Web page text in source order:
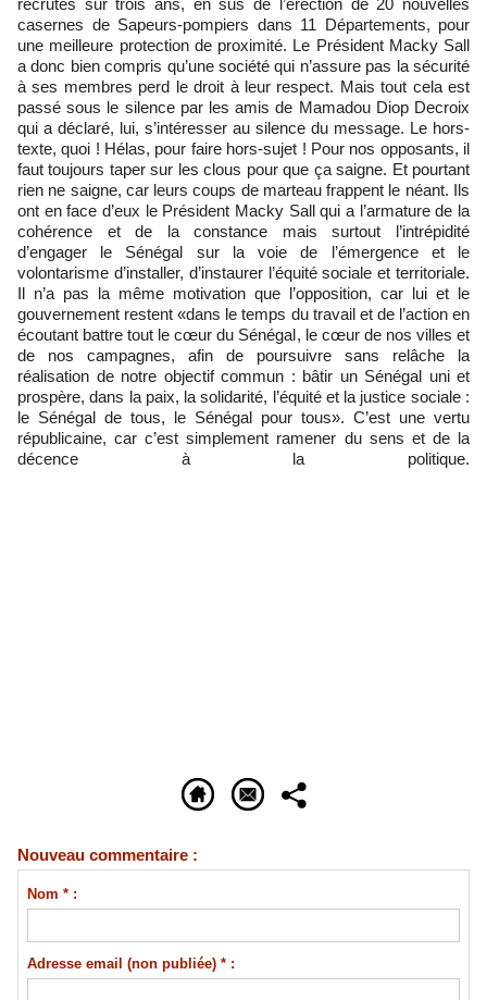
recrutés sur trois ans, en sus de l’érection de 20 nouvelles
casernes de Sapeurs-pompiers dans 11 Départements, pour
une meilleure protection de proximité. Le Président Macky Sall
a donc bien compris qu’une société qui n’assure pas la sécurité
à ses membres perd le droit à leur respect. Mais tout cela est
passé sous le silence par les amis de Mamadou Diop Decroix
qui a déclaré, lui, s’intéresser au silence du message. Le hors-
texte, quoi ! Hélas, pour faire hors-sujet ! Pour nos opposants, il
faut toujours taper sur les clous pour que ça saigne. Et pourtant
rien ne saigne, car leurs coups de marteau frappent le néant. Ils
ont en face d’eux le Président Macky Sall qui a l’armature de la
cohérence et de la constance mais surtout l’intrépidité
d’engager le Sénégal sur la voie de l’émergence et le
volontarisme d’installer, d’instaurer l’équité sociale et territoriale.
Il n’a pas la même motivation que l’opposition, car lui et le
gouvernement restent «dans le temps du travail et de l’action en
écoutant battre tout le cœur du Sénégal, le cœur de nos villes et
de nos campagnes, afin de poursuivre sans relâche la
réalisation de notre objectif commun : bâtir un Sénégal uni et
prospère, dans la paix, la solidarité, l’équité et la justice sociale :
le Sénégal de tous, le Sénégal pour tous». C’est une vertu
républicaine, car c’est simplement ramener du sens et de la
décence à la politique.
Nouveau commentaire :
Nom * :
Adresse email (non publiée) * :